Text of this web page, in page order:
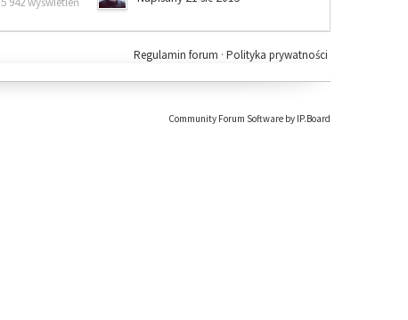
Polityka prywatności
Regulamin forum ·
Community Forum Software by IP.Board